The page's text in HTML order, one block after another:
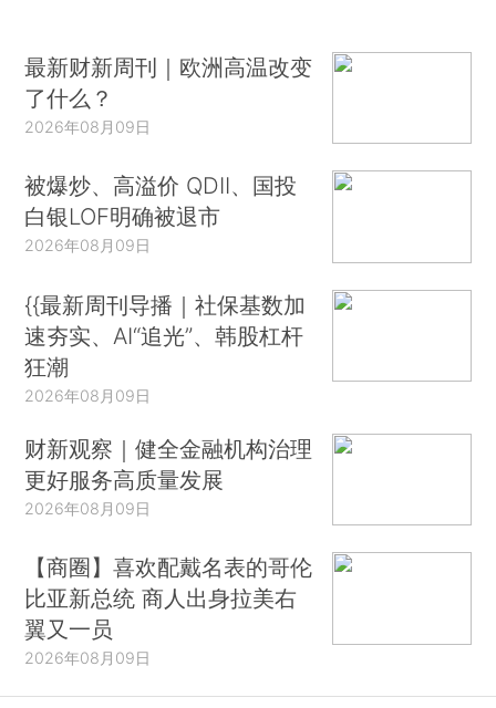
最新财新周刊｜欧洲高温改变
了什么？
2026年08月09日
被爆炒、高溢价 QDII、国投
白银LOF明确被退市
2026年08月09日
{{最新周刊导播｜社保基数加
速夯实、AI“追光”、韩股杠杆
狂潮
2026年08月09日
财新观察｜健全金融机构治理
更好服务高质量发展
2026年08月09日
【商圈】喜欢配戴名表的哥伦
比亚新总统 商人出身拉美右
翼又一员
2026年08月09日